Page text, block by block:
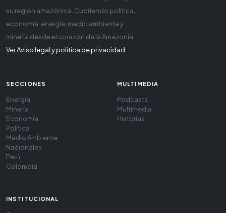
su región amazónica. Cubriendo política,
economía, energía, medio ambiente y
minería desde el corazón de la Amazonía
Ver Aviso legal y política de privacidad
SECCIONES
Energía
Minería
Economía
Política
Medio Ambiente
Nacionales
Perú
Colombia
MULTIMEDIA
Podcasts
Multimedia
Historias
INSTITUCIONAL